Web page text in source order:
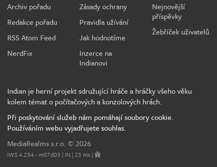
Archiv pořadu
Redakce pořadu
RSS Atom Feed
NerdFix
Zásady ochrany
Pravidla užívání
Jak hodnotíme
Inzerce na
Indianovi
Nejnovější
příspěvky
Žebříček uživatelů
Indian je herní projekt sdružující hráče a hráčky všeho věku
kolem témat o počítačových a konzolových hrách.
Při poskytování služeb nám pomáhají soubory cookie.
Používáním webu vyjadřujete souhlas.
MediaRealms s.r.o. © 2026
IWS 4.234 - m07d03 | IN | 23 ms |